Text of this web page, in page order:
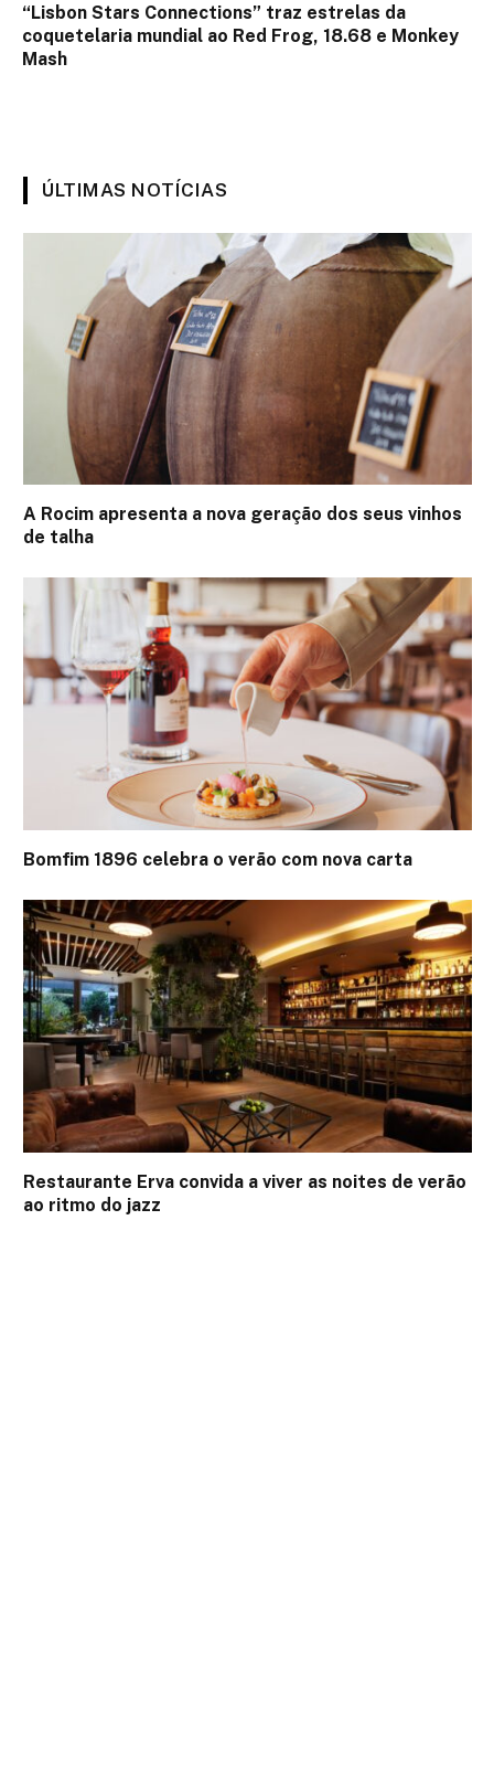
“Lisbon Stars Connections” traz estrelas da
coquetelaria mundial ao Red Frog, 18.68 e Monkey
Mash
ÚLTIMAS NOTÍCIAS
A Rocim apresenta a nova geração dos seus vinhos
de talha
Bomfim 1896 celebra o verão com nova carta
Restaurante Erva convida a viver as noites de verão
ao ritmo do jazz